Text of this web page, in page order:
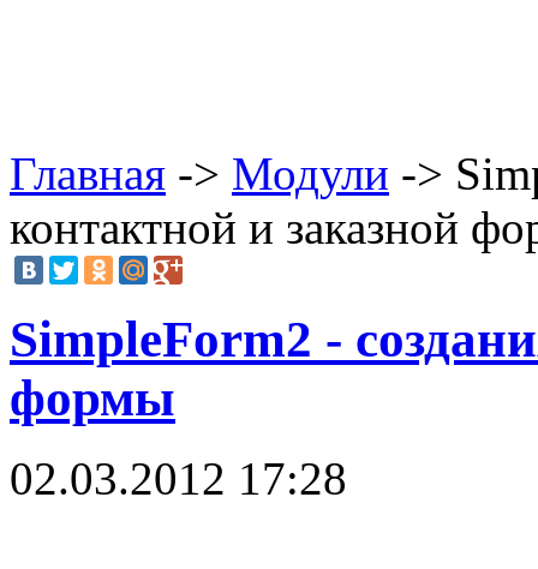
Главная -> Модули ->
контактной и заказной
SimpleForm2 -
формы
02.03.2012 17:28